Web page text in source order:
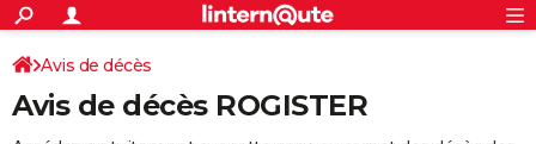
ACTUALITÉS
Politique
Société
Faits Divers
Education
Monde
Villes
+
SPORT
Coupe du monde 2026
Football
Tennis
Cyclisme
Rugby
Forum
Avis de décès
Avis de décès ROGISTER